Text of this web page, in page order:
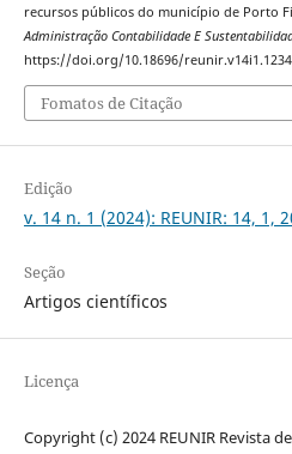
recursos públicos do município de Porto
Administração Contabilidade E
https://doi.org/10.18696/reunir.v14i1.1234
Fomatos de Citação
Edição
v. 14 n. 1 (2024): REUNIR: 14, 1,
Seção
Artigos científicos
Licença
Copyright (c) 2024 REUNIR Revista